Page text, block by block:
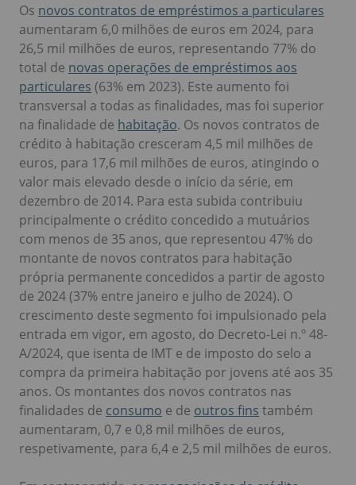
Os novos contratos de empréstimos a particulares
aumentaram 6,0 milhões de euros em 2024, para
26,5 mil milhões de euros, representando 77% do
total de novas operações de empréstimos aos
particulares (63% em 2023). Este aumento foi
transversal a todas as finalidades, mas foi superior
na finalidade de habitação. Os novos contratos de
crédito à habitação cresceram 4,5 mil milhões de
euros, para 17,6 mil milhões de euros, atingindo o
valor mais elevado desde o início da série, em
dezembro de 2014. Para esta subida contribuiu
principalmente o crédito concedido a mutuários
com menos de 35 anos, que representou 47% do
montante de novos contratos para habitação
própria permanente concedidos a partir de agosto
de 2024 (37% entre janeiro e julho de 2024). O
crescimento deste segmento foi impulsionado pela
entrada em vigor, em agosto, do Decreto-Lei n.º 48-
A/2024, que isenta de IMT e de imposto do selo a
compra da primeira habitação por jovens até aos 35
anos. Os montantes dos novos contratos nas
finalidades de consumo e de outros fins também
aumentaram, 0,7 e 0,8 mil milhões de euros,
respetivamente, para 6,4 e 2,5 mil milhões de euros.